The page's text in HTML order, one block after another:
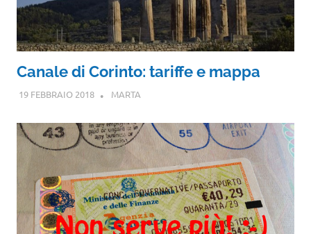
Canale di Corinto: tariffe e mappa
19 FEBBRAIO 2018 MARTA